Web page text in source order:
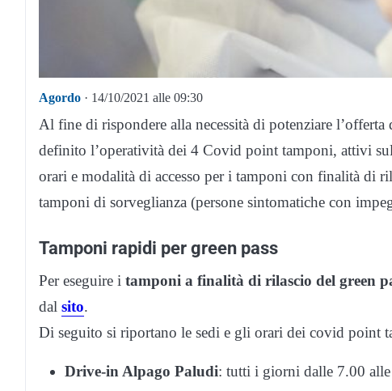
Agordo · 14/10/2021 alle 09:30
Al fine di rispondere alla necessità di potenziare
definito l’operatività dei 4 Covid point tamponi, attivi
orari e modalità di accesso per i tamponi con finalità di
tamponi di sorveglianza (persone sintomatiche con
Tamponi rapidi per green pass
Per eseguire i tamponi a finalità di rilascio del green
dal sito.
Di seguito si riportano le sedi e gli orari dei covid point
Drive-in Alpago Paludi: tutti i giorni dalle 7.00